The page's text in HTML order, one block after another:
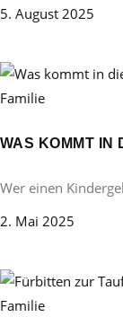
5. August 2025
Familie
WAS KOMMT IN
Wer einen
2. Mai 2025
Familie